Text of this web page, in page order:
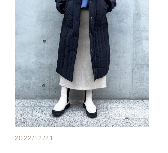
2022/12/21